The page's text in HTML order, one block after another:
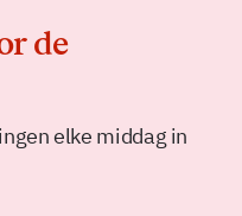
de
elke middag in